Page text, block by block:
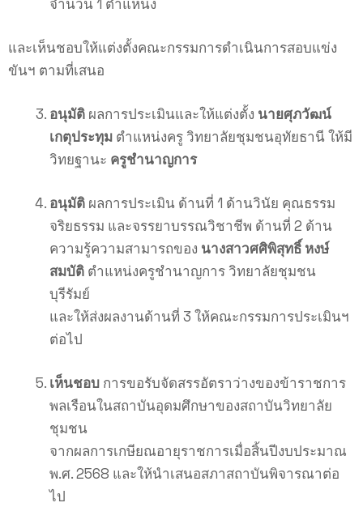
จำนวน 1 ตำแหน่ง
และเห็นชอบให้แต่งตั้งคณะกรรมการดำเนินการสอบแข่ง
ขันฯ ตามที่เสนอ
อนุมัติ ผลการประเมินและให้แต่งตั้ง นายศุภวัฒน์
เกตุประทุม ตำแหน่งครู วิทยาลัยชุมชนอุทัยธานี ให้มี
วิทยฐานะ ครูชำนาญการ
อนุมัติ ผลการประเมิน ด้านที่ 1 ด้านวินัย คุณธรรม
จริยธรรม และจรรยาบรรณวิชาชีพ ด้านที่ 2 ด้าน
ความรู้ความสามารถของ นางสาวศศิพิสุทธิ์ หงษ์
สมบัติ ตำแหน่งครูชำนาญการ วิทยาลัยชุมชน
บุรีรัมย์
และให้ส่งผลงานด้านที่ 3 ให้คณะกรรมการประเมินฯ
ต่อไป
เห็นชอบ การขอรับจัดสรรอัตราว่างของข้าราชการ
พลเรือนในสถาบันอุดมศึกษาของสถาบันวิทยาลัย
ชุมชน
จากผลการเกษียณอายุราชการเมื่อสิ้นปีงบประมาณ
พ.ศ. 2568 และให้นำเสนอสภาสถาบันพิจารณาต่อ
ไป